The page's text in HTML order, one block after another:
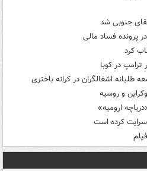
جنوبی شد
پرونده فساد مالی
کرد
در کوبا
طلبانه اشغالگران در کرانه باختری
و روسیه
ارومیه»
کرده است